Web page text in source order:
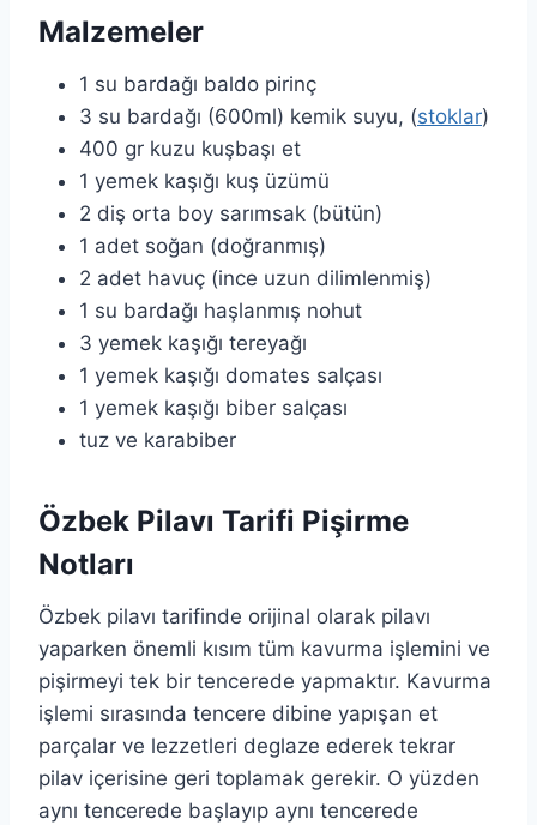
Malzemeler
1 su bardağı baldo pirinç
3 su bardağı (600ml) kemik suyu, (stoklar)
400 gr kuzu kuşbaşı et
1 yemek kaşığı kuş üzümü
2 diş orta boy sarımsak (bütün)
1 adet soğan (doğranmış)
2 adet havuç (ince uzun dilimlenmiş)
1 su bardağı haşlanmış nohut
3 yemek kaşığı tereyağı
1 yemek kaşığı domates salçası
1 yemek kaşığı biber salçası
tuz ve karabiber
Özbek Pilavı Tarifi Pişirme
Notları
Özbek pilavı tarifinde orijinal olarak pilavı
yaparken önemli kısım tüm kavurma işlemini ve
pişirmeyi tek bir tencerede yapmaktır. Kavurma
işlemi sırasında tencere dibine yapışan et
parçalar ve lezzetleri deglaze ederek tekrar
pilav içerisine geri toplamak gerekir. O yüzden
aynı tencerede başlayıp aynı tencerede